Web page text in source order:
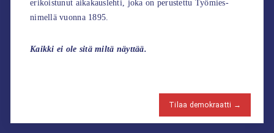
erikoistunut aikakauslehti, joka on perustettu Työmies-
nimellä vuonna 1895.
Kaikki ei ole sitä miltä näyttää.
Tilaa demokraatti →